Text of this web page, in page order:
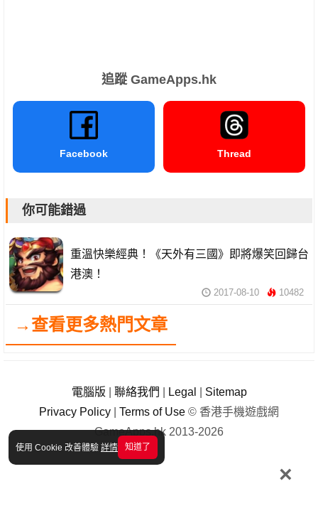
使用 Cookie 改善體驗 詳情 知道了
×
追蹤 GameApps.hk
Facebook Thread
你可能錯過
重溫快樂經典！《天外有三國》即將爆笑回歸台
港澳！
2017-08-10 10482
→查看更多熱門文章
電腦版 聯絡我們 Legal
Sitemap
Privacy Policy
Terms of Use © 香港手機遊戲網
GameApps.hk 2013-2026